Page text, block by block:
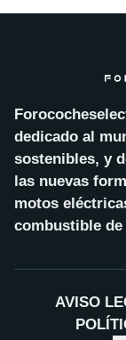
dedicado al
sostenibles, y
las nuevas
motos
combustible
AVISO